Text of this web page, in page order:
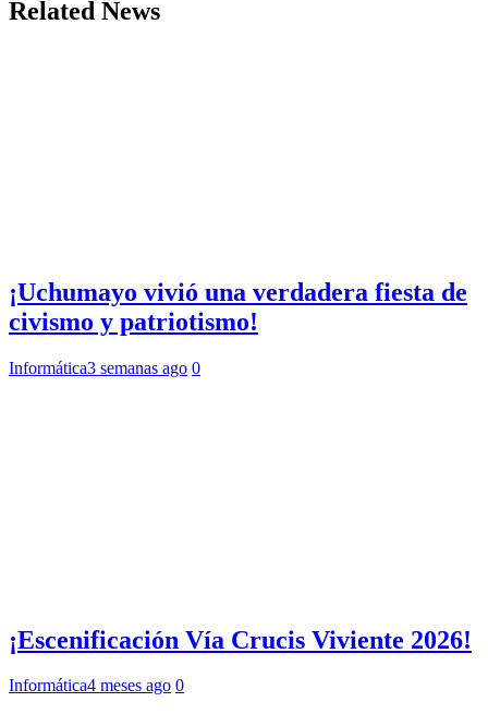
Related News
¡Uchumayo vivió una verdadera fiesta de
civismo y patriotismo!
Informática3 semanas ago 0
¡Escenificación Vía Crucis Viviente 2026!
Informática4 meses ago 0